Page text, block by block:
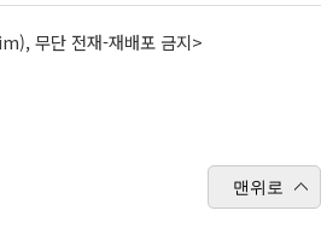
무단 전재-재배포 금지>
맨위로